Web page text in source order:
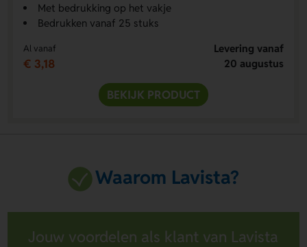
Met bedrukking op het vakje
Bedrukken vanaf 25 stuks
Al vanaf
€ 3,18
Levering vanaf
20 augustus
BEKIJK PRODUCT
Waarom Lavista?
Jouw voordelen als klant van Lavista